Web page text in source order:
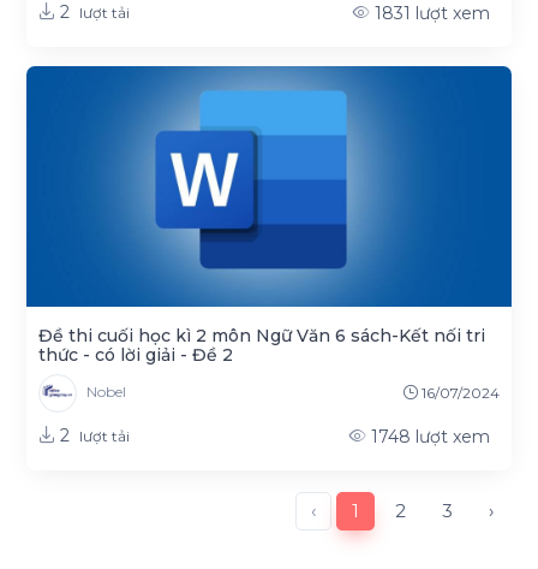
2 lượt tải 1831 lượt xem
Đề thi cuối học kì 2 môn Ngữ Văn 6 sách-Kết nối tri
thức - có lời giải - Đề 2
Nobel 16/07/2024
2 lượt tải 1748 lượt xem
‹ 1 2 3 ›